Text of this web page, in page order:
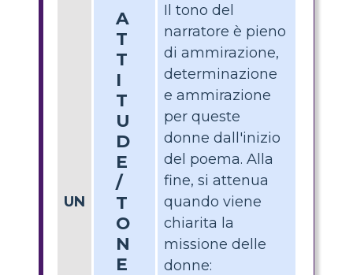
UN
A
T
T
I
T
U
D
E
/
T
O
N
E
Il tono del
narratore è pieno
di ammirazione,
determinazione
e ammirazione
per queste
donne dall'inizio
del poema. Alla
fine, si attenua
quando viene
chiarita la
missione delle
donne: